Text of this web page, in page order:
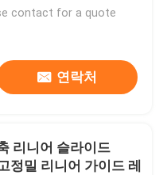
contact for a quote
연락처
리니어 슬라이드
정밀 리니어 가이드 레